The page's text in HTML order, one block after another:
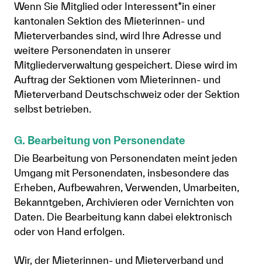
Wenn Sie Mitglied oder Interessent*in einer
kantonalen Sektion des Mieterinnen- und
Mieterverbandes sind, wird Ihre Adresse und
weitere Personendaten in unserer
Mitgliederverwaltung gespeichert. Diese wird im
Auftrag der Sektionen vom Mieterinnen- und
Mieterverband Deutschschweiz oder der Sektion
selbst betrieben.
G. Bearbeitung von Personendate
Die Bearbeitung von Personendaten meint jeden
Umgang mit Personendaten, insbesondere das
Erheben, Aufbewahren, Verwenden, Umarbeiten,
Bekanntgeben, Archivieren oder Vernichten von
Daten. Die Bearbeitung kann dabei elektronisch
oder von Hand erfolgen.
Wir, der Mieterinnen- und Mieterverband und